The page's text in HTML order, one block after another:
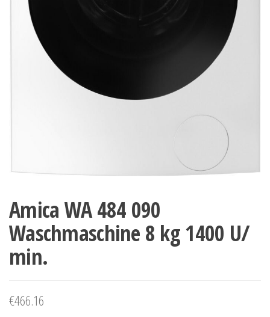
Amica WA 484 090
Waschmaschine 8 kg 1400 U/
min.
€466.16